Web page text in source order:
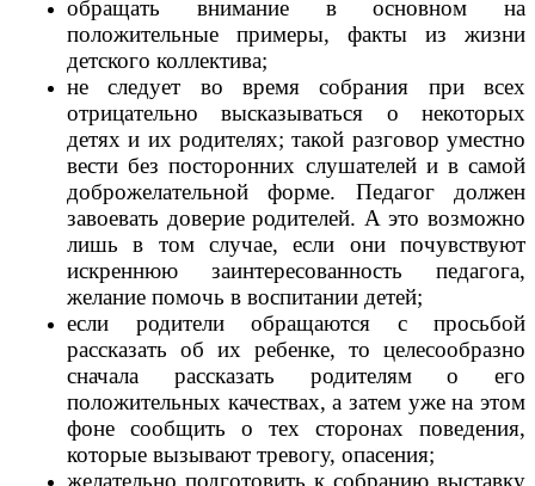
обращать внимание в основном на
положительные примеры, факты из жизни
детского коллектива;
не следует во время собрания при всех
отрицательно высказываться о некоторых
детях и их родителях; такой разговор уместно
вести без посторонних слушателей и в самой
доброжелательной форме. Педагог должен
завоевать доверие родителей. А это возможно
лишь в том случае, если они почувствуют
искреннюю заинтересованность педагога,
желание помочь в воспитании детей;
если родители обращаются с просьбой
рассказать об их ребенке, то целесообразно
сначала рассказать родителям о его
положительных качествах, а затем уже на этом
фоне сообщить о тех сторонах поведения,
которые вызывают тревогу, опасения;
желательно подготовить к собранию выставку